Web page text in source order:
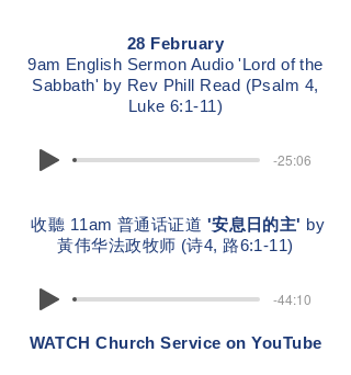
28 February
9am English Sermon Audio 'Lord of the
Sabbath' by Rev Phill Read (Psalm 4,
Luke 6:1-11)
-25:06
收聽 11am 普通话证道 '安息日的主' by
黃伟华法政牧师 (诗4, 路6:1-11)
-44:10
WATCH Church Service on YouTube